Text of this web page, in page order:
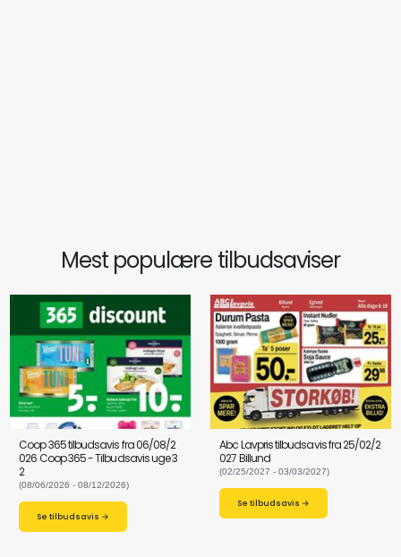
Mest populære tilbudsaviser
Coop 365 tilbudsavis fra 06/08/2
026 Coop 365 - Tilbudsavis uge 3
2
(08/06/2026 - 08/12/2026)
Se tilbudsavis →
Abc Lavpris tilbudsavis fra 25/02/2
027 Billund
(02/25/2027 - 03/03/2027)
Se tilbudsavis →